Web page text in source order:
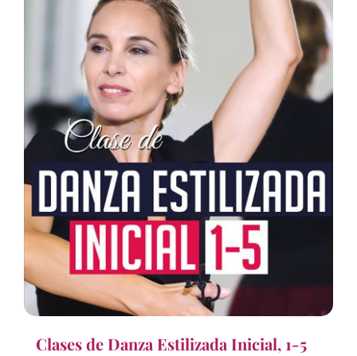
Clases de Danza Estilizada Inicial, 1-5